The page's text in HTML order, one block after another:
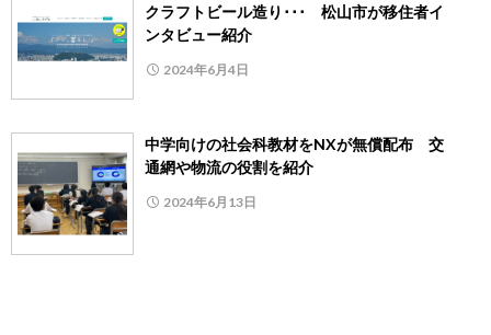
クラフトビール造り･･･ 松山市が移住者イ
ンタビュー紹介
2024年6月4日
中学向けの社会科教材をNXが無償配布 交
通網や物流の役割を紹介
2024年6月13日